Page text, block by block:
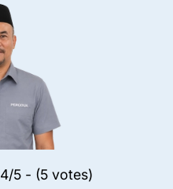
4/5 - (5 votes)